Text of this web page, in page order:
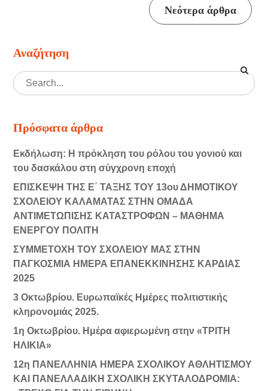
άρθρων
Νεότερα άρθρα
Αναζήτηση
Πρόσφατα άρθρα
Εκδήλωση: Η πρόκληση του ρόλου του γονιού και
του δασκάλου στη σύγχρονη εποχή
ΕΠΙΣΚΕΨΗ ΤΗΣ Ε΄ ΤΑΞΗΣ ΤΟΥ 13ου ΔΗΜΟΤΙΚΟΥ
ΣΧΟΛΕΙΟΥ ΚΑΛΑΜΑΤΑΣ ΣΤΗΝ ΟΜΑΔΑ
ΑΝΤΙΜΕΤΩΠΙΣΗΣ ΚΑΤΑΣΤΡΟΦΩΝ – ΜΑΘΗΜΑ
ΕΝΕΡΓΟΥ ΠΟΛΙΤΗ
ΣΥΜΜΕΤΟΧΗ ΤΟΥ ΣΧΟΛΕΙΟΥ ΜΑΣ ΣΤΗΝ
ΠΑΓΚΟΣΜΙΑ ΗΜΕΡΑ ΕΠΑΝΕΚΚΙΝΗΣΗΣ ΚΑΡΔΙΑΣ
2025
3 Οκτωβρίου. Ευρωπαϊκές Ημέρες πολιτιστικής
κληρονομιάς 2025.
1η Οκτωβρίου. Ημέρα αφιερωμένη στην «ΤΡΙΤΗ
ΗΛΙΚΙΑ»
12η ΠΑΝΕΛΛΗΝΙΑ ΗΜΕΡΑ ΣΧΟΛΙΚΟΥ ΑΘΛΗΤΙΣΜΟΥ
ΚΑΙ ΠΑΝΕΛΛΑΔΙΚΗ ΣΧΟΛΙΚΗ ΣΚΥΤΑΛΟΔΡΟΜΙΑ: